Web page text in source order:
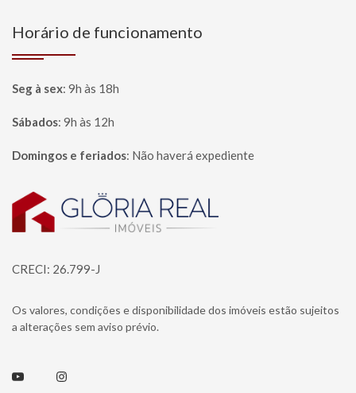
Horário de funcionamento
Seg à sex: 9h às 18h
Sábados: 9h às 12h
Domingos e feriados: Não haverá expediente
Página inicial
CRECI: 26.799-J
Os valores, condições e disponibilidade dos imóveis estão sujeitos
a alterações sem aviso prévio.
Youtube Instagram